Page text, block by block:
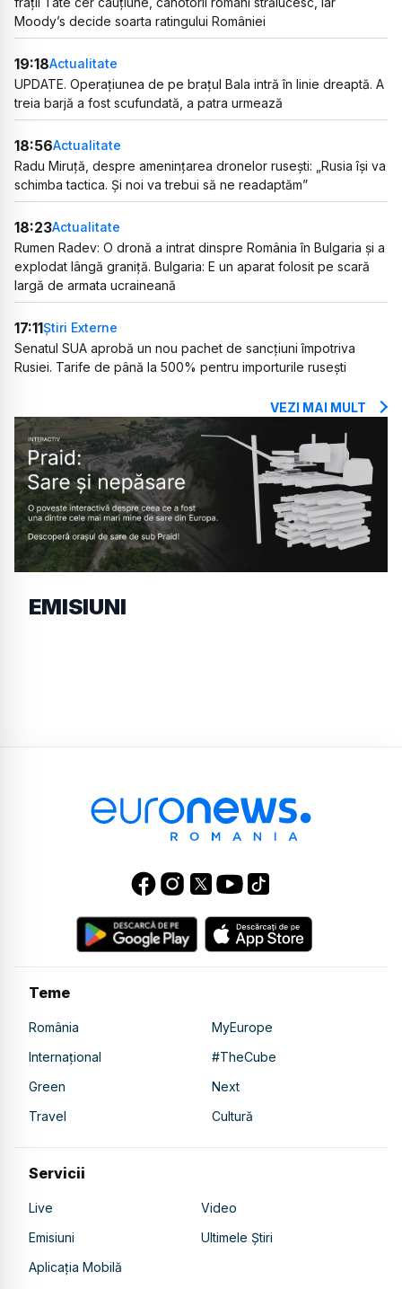
Moody’s decide soarta ratingului României
19:18Actualitate
UPDATE. Operațiunea de pe brațul Bala intră în linie dreaptă. A
treia barjă a fost scufundată, a patra urmează
18:56Actualitate
Radu Miruță, despre amenințarea dronelor rusești: „Rusia își va
schimba tactica. Și noi va trebui să ne readaptăm”
18:23Actualitate
Rumen Radev: O dronă a intrat dinspre România în Bulgaria și a
explodat lângă graniță. Bulgaria: E un aparat folosit pe scară
largă de armata ucraineană
17:11Știri Externe
Senatul SUA aprobă un nou pachet de sancțiuni împotriva
Rusiei. Tarife de până la 500% pentru importurile rusești
VEZI MAI MULT
EMISIUNI
Teme
România
MyEurope
Internațional
#TheCube
Green
Next
Travel
Cultură
Servicii
Live
Video
Emisiuni
Ultimele Știri
Aplicația Mobilă